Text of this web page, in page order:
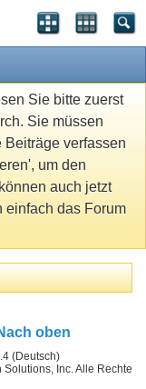
Sie bitte zuerst
Sie müssen
Beiträge verfassen
um den
auch jetzt
einfach das Forum
oben
(Deutsch)
Inc. Alle Rechte